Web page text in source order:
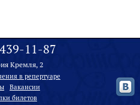
11-87
Кремля, 2
в репертуаре
Вакансии
билетов